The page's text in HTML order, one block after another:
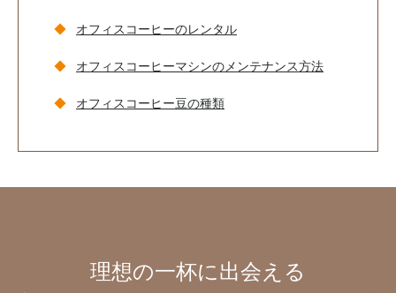
オフィスコーヒーのレンタル
オフィスコーヒーマシンのメンテナンス方法
オフィスコーヒー豆の種類
理想の一杯に出会える